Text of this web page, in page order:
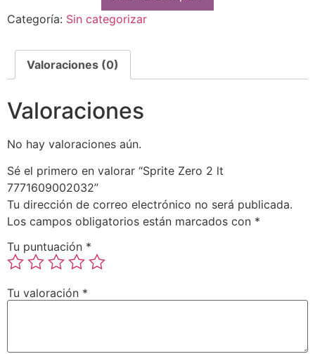
Categoría: Sin categorizar
Valoraciones (0)
Valoraciones
No hay valoraciones aún.
Sé el primero en valorar “Sprite Zero 2 lt
7771609002032”
Tu dirección de correo electrónico no será publicada.
Los campos obligatorios están marcados con *
Tu puntuación *
Tu valoración *